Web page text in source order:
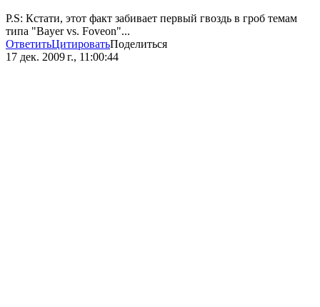
P.S: Кстати, этот факт забивает первый гвоздь в гроб темам
типа "Bayer vs. Foveon"...
ОтветитьЦитироватьПоделиться
17 дек. 2009 г., 11:00:44